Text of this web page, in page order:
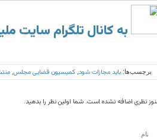
به کانال تلگرام سایت
برچسب‌ها: باید مجازات شود کمیسیون قضایی مجلس
نظری اضافه نشده است. شما اولین نظر را بدهید.